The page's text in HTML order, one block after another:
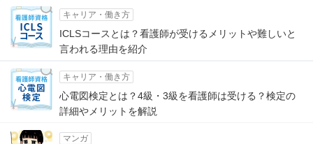
キャリア・働き方
ICLSコースとは？看護師が受けるメリットや難しいと
言われる理由を紹介
キャリア・働き方
心電図検定とは？4級・3級を看護師は受ける？検定の
詳細やメリットを解説
マンガ